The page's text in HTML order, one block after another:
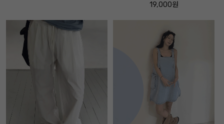
19,000원